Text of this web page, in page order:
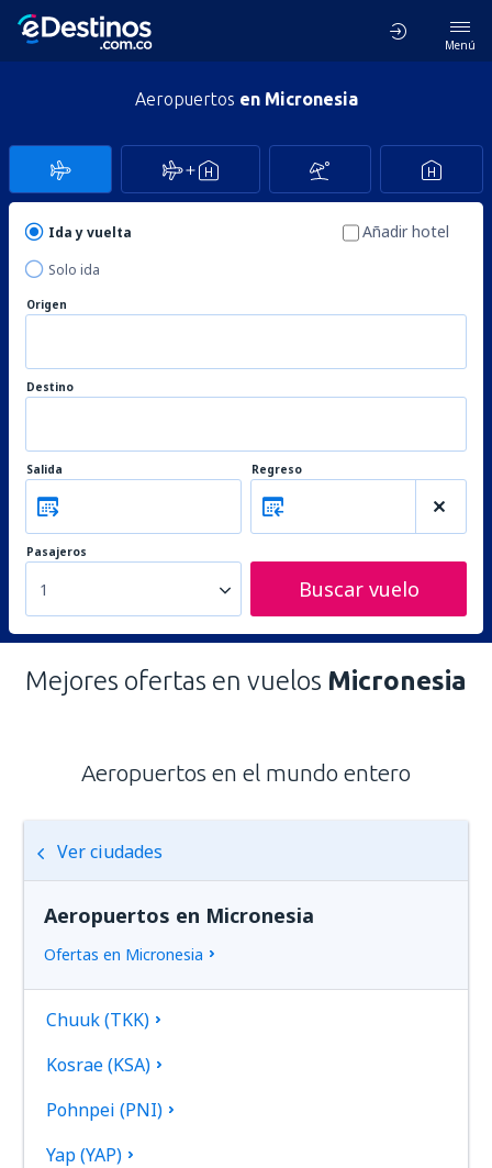
Menú
Aeropuertos en Micronesia
Ida y vuelta
Solo ida
Añadir hotel
Origen
Destino
Salida Regreso
Pasajeros
1 Buscar vuelo
Mejores ofertas en vuelos Micronesia
Aeropuertos en el mundo entero
Ver ciudades
Aeropuertos en Micronesia
Ofertas en Micronesia
Chuuk (TKK)
Kosrae (KSA)
Pohnpei (PNI)
Yap (YAP)